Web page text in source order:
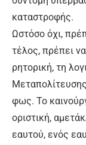
καταστροφής.
Ωστόσο όχι,
τέλος, πρέπει
ρητορική, τη
φως. Το
οριστική,
εαυτού, ενός